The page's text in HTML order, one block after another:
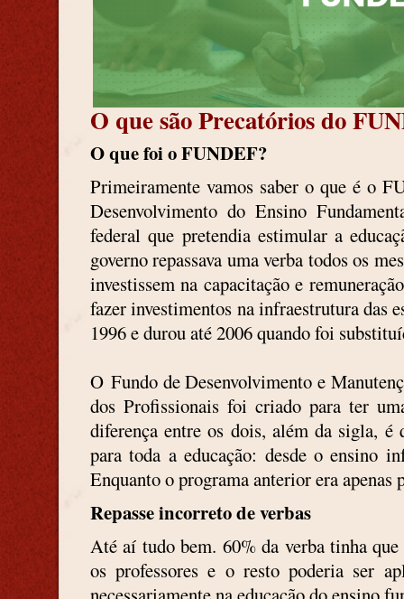
O que são Precatórios do
O que foi o FUNDEF?
Primeiramente vamos saber o que é o
Desenvolvimento do Ensino
federal que pretendia estimular a
governo repassava uma verba todos os
investissem na capacitação e
fazer investimentos na infraestrutura das
1996 e durou até 2006 quando foi
O Fundo de Desenvolvimento e
dos Profissionais foi criado para ter
diferença entre os dois, além da sigla,
para toda a educação: desde o ensino
Enquanto o programa anterior era apenas
Repasse incorreto de verbas
Até aí tudo bem. 60% da verba tinha que
os professores e o resto poderia ser